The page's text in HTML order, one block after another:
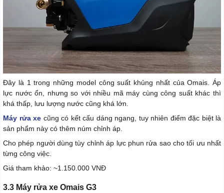
Đây là 1 trong những model công suất khủng nhất của Omais. Áp
lực nước ổn, nhưng so với nhiều mã máy cùng công suất khác thì
khá thấp, lưu lượng nước cũng khá lớn.
Máy rửa xe cũng có kết cấu dáng ngang, tuy nhiên điểm đặc biệt là
sản phẩm này có thêm núm chỉnh áp.
Cho phép người dùng tùy chỉnh áp lực phun rửa sao cho tối ưu nhất
từng công việc.
Giá tham khảo: ~1.150.000 VNĐ
3.3 Máy rửa xe Omais G3